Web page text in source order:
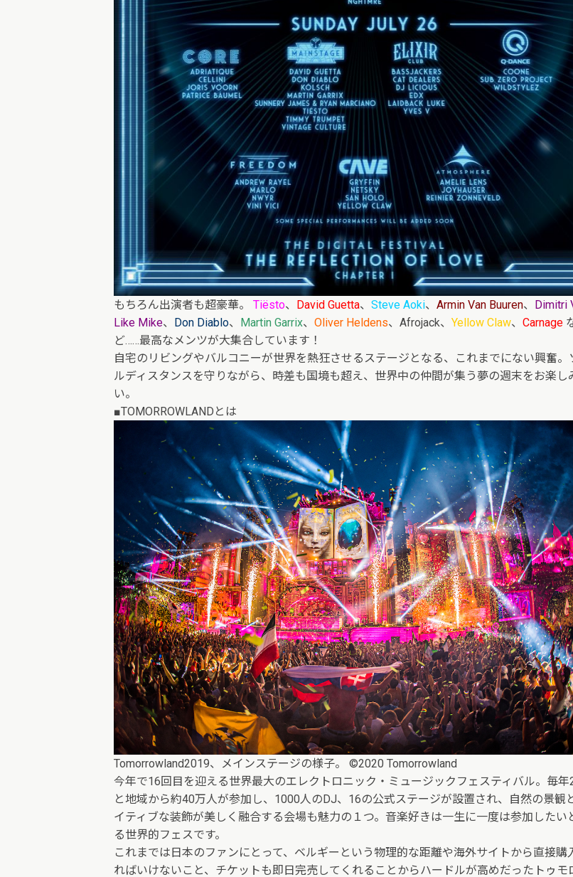
もちろん出演者も超豪華。 Tiësto、 David Guetta、 Steve Aoki、 Armin Van Buuren、 Dimitri
Like Mike、 Don Diablo、 Martin Garrix、 Oliver Heldens、Afrojack、 Yellow Claw、 Carnage
ど……最高なメンツが大集合しています！
自宅のリビングやバルコニーが世界を熱狂させるステージとなる、これまでにない興奮。
ルディスタンスを守りながら、時差も国境も超え、世界中の仲間が集う夢の週末をお楽し
い。
■TOMORROWLANDとは
Tomorrowland2019、メインステージの様子。 ©2020 Tomorrowland
今年で16回目を迎える世界最大のエレクトロニック・ミュージックフェスティバル。毎年
と地域から約40万人が参加し、1000人のDJ、16の公式ステージが設置され、自然の景観
イティブな装飾が美しく融合する会場も魅力の１つ。音楽好きは一生に一度は参加したい
る世界的フェスです。
これまでは日本のファンにとって、ベルギーという物理的な距離や海外サイトから直接購
ればいけないこと、チケットも即日完売してくれることからハードルが高めだったトゥモ